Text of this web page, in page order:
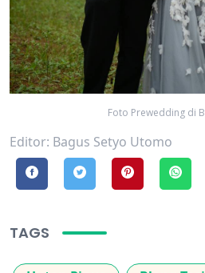
Foto Prewedding di
Editor: Bagus Setyo Utomo
TAGS